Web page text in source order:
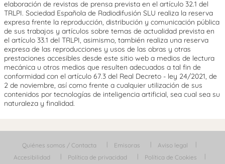
elaboración de revistas de prensa prevista en el artículo 32.1 del
TRLPI. Sociedad Española de Radiodifusión SLU realiza la reserva
expresa frente la reproducción, distribución y comunicación pública
de sus trabajos y artículos sobre temas de actualidad prevista en
el artículo 33.1 del TRLPI, asimismo, también realiza una reserva
expresa de las reproducciones y usos de las obras y otras
prestaciones accesibles desde este sitio web a medios de lectura
mecánica u otros medios que resulten adecuados a tal fin de
conformidad con el artículo 67.3 del Real Decreto - ley 24/2021, de
2 de noviembre, así como frente a cualquier utilización de sus
contenidos por tecnologías de inteligencia artificial, sea cual sea su
naturaleza y finalidad.
Quiénes somos / Contacta Emisoras
Aviso legal
Accesibilidad
Política de privacidad Política de Cookies